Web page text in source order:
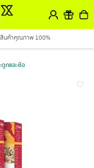
สินค้าคุณภาพ 100%
ดูกและข้อ